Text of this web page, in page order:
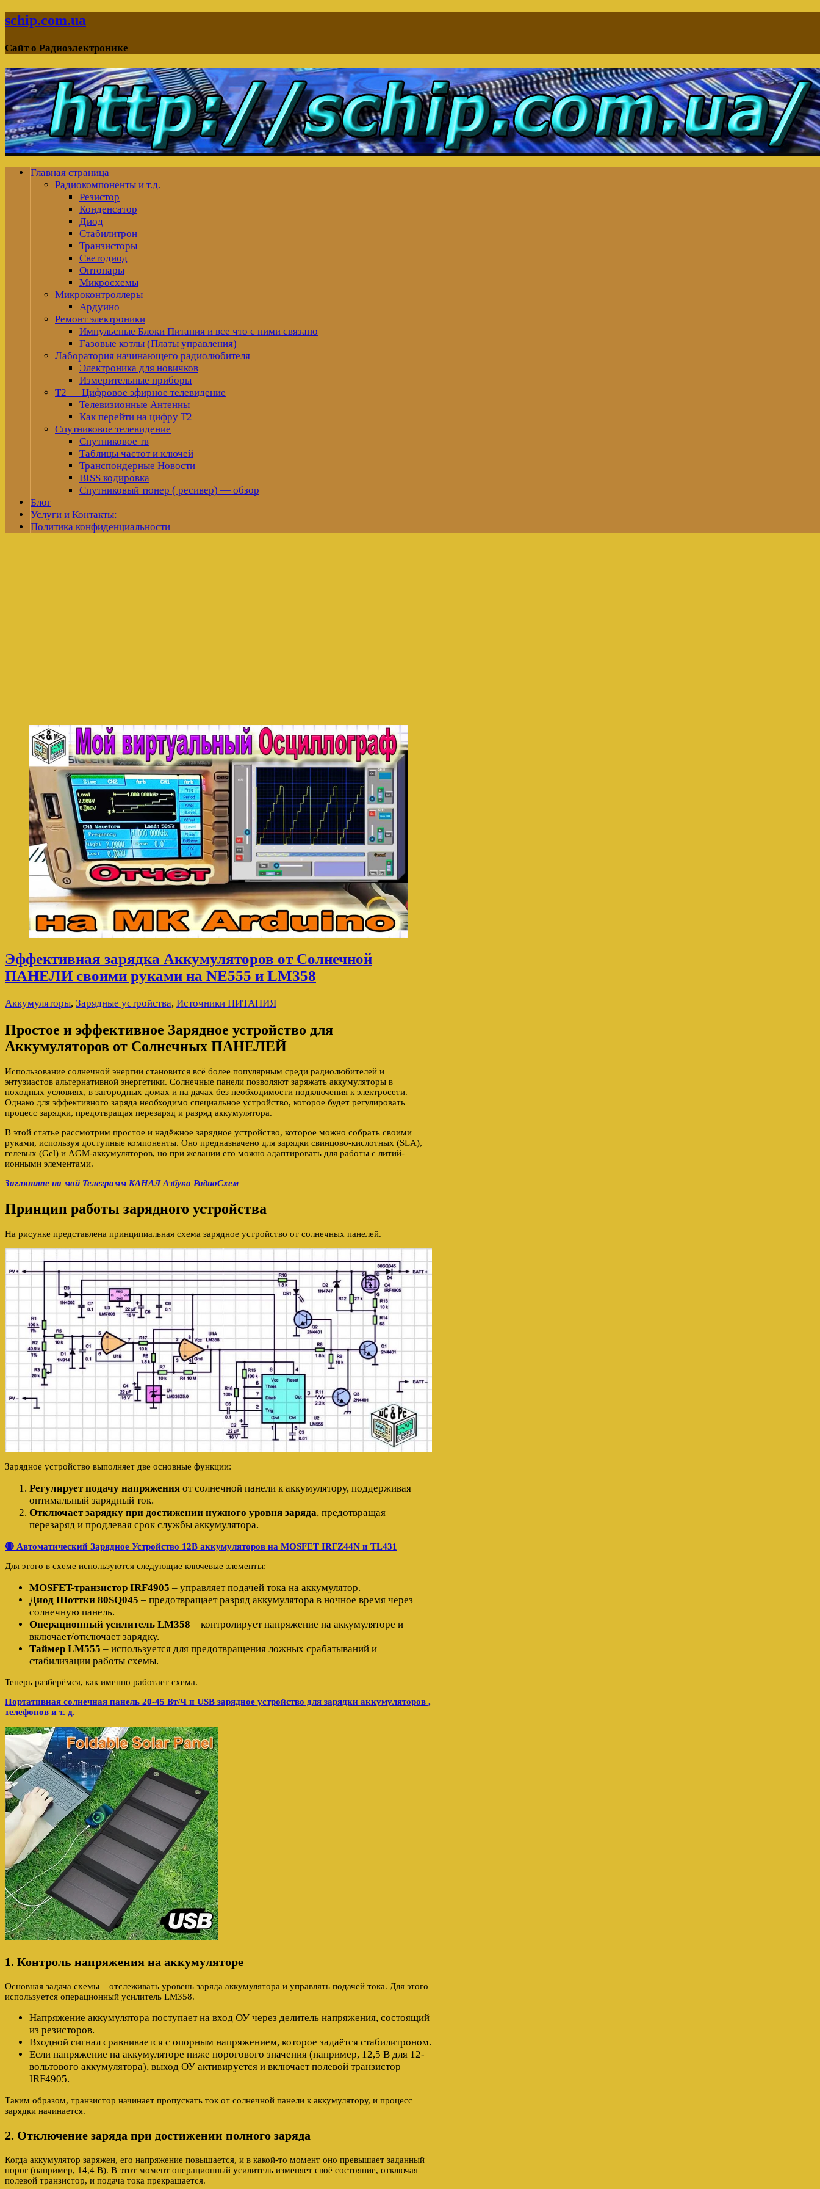
schip.com.ua
Сайт о Радиоэлектронике
Главная страница
Радиокомпоненты и т.д.
Резистор
Конденсатор
Диод
Стабилитрон
Транзисторы
Светодиод
Оптопары
Микросхемы
Микроконтроллеры
Ардуино
Ремонт электроники
Импульсные Блоки Питания и все что с ними связано
Газовые котлы (Платы управления)
Лаборатория начинающего радиолюбителя
Электроника для новичков
Измерительные приборы
Т2 — Цифровое эфирное телевидение
Телевизионные Антенны
Как перейти на цифру Т2
Спутниковое телевидение
Спутниковое тв
Таблицы частот и ключей
Транспондерные Новости
BISS кодировка
Спутниковый тюнер ( ресивер) — обзор
Блог
Услуги и Контакты:
Политика конфиденциальности
Эффективная зарядка Аккумуляторов от Солнечной
ПАНЕЛИ своими руками на NE555 и LM358
Аккумуляторы, Зарядные устройства, Источники ПИТАНИЯ
Простое и эффективное Зарядное устройство для
Аккумуляторов от Солнечных ПАНЕЛЕЙ
Использование солнечной энергии становится всё более популярным среди радиолюбителей и
энтузиастов альтернативной энергетики. Солнечные панели позволяют заряжать аккумуляторы в
походных условиях, в загородных домах и на дачах без необходимости подключения к электросети.
Однако для эффективного заряда необходимо специальное устройство, которое будет регулировать
процесс зарядки, предотвращая перезаряд и разряд аккумулятора.
В этой статье рассмотрим простое и надёжное зарядное устройство, которое можно собрать своими
руками, используя доступные компоненты. Оно предназначено для зарядки свинцово-кислотных (SLA),
гелевых (Gel) и AGM-аккумуляторов, но при желании его можно адаптировать для работы с литий-
ионными элементами.
Загляните на мой Телеграмм КАНАЛ Азбука РадиоСхем
Принцип работы зарядного устройства
На рисунке ​​представлена принципиальная схема зарядное устройство от солнечных панелей.
Зарядное устройство выполняет две основные функции:
Регулирует подачу напряжения от солнечной панели к аккумулятору, поддерживая
оптимальный зарядный ток.
Отключает зарядку при достижении нужного уровня заряда, предотвращая
перезаряд и продлевая срок службы аккумулятора.
🔴 Автоматический Зарядное Устройство 12В аккумуляторов на MOSFET IRFZ44N и TL431
Для этого в схеме используются следующие ключевые элементы:
MOSFET-транзистор IRF4905 – управляет подачей тока на аккумулятор.
Диод Шоттки 80SQ045 – предотвращает разряд аккумулятора в ночное время через
солнечную панель.
Операционный усилитель LM358 – контролирует напряжение на аккумуляторе и
включает/отключает зарядку.
Таймер LM555 – используется для предотвращения ложных срабатываний и
стабилизации работы схемы.
Теперь разберёмся, как именно работает схема.
Портативная солнечная панель 20-45 Вт/Ч и USB зарядное устройство для зарядки аккумуляторов ,
телефонов и т. д.
1. Контроль напряжения на аккумуляторе
Основная задача схемы – отслеживать уровень заряда аккумулятора и управлять подачей тока. Для этого
используется операционный усилитель LM358.
Напряжение аккумулятора поступает на вход ОУ через делитель напряжения, состоящий
из резисторов.
Входной сигнал сравнивается с опорным напряжением, которое задаётся стабилитроном.
Если напряжение на аккумуляторе ниже порогового значения (например, 12,5 В для 12-
вольтового аккумулятора), выход ОУ активируется и включает полевой транзистор
IRF4905.
Таким образом, транзистор начинает пропускать ток от солнечной панели к аккумулятору, и процесс
зарядки начинается.
2. Отключение заряда при достижении полного заряда
Когда аккумулятор заряжен, его напряжение повышается, и в какой-то момент оно превышает заданный
порог (например, 14,4 В). В этот момент операционный усилитель изменяет своё состояние, отключая
полевой транзистор, и подача тока прекращается.